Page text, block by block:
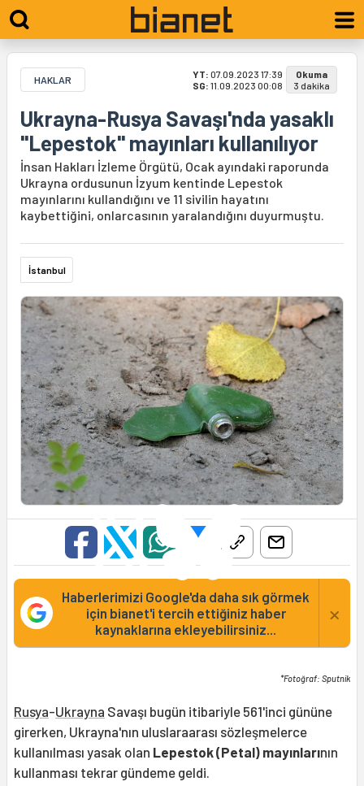
HAKLAR YT: 07.09.2023 17:39
SG: 11.09.2023 00:08
Okuma
3 dakika
Ukrayna-Rusya Savaşı'nda yasaklı
"Lepestok" mayınları kullanılıyor
İnsan Hakları İzleme Örgütü, Ocak ayındaki raporunda
Ukrayna ordusunun İzyum kentinde Lepestok
mayınlarını kullandığını ve 11 sivilin hayatını
kaybettiğini, onlarcasının yaralandığını duyurmuştu.
İstanbul
Haberlerimizi Google'da daha sık görmek
için bianet'i tercih ettiğiniz haber
kaynaklarına ekleyebilirsiniz...
×
*Fotoğraf: Sputnik
Rusya-Ukrayna Savaşı bugün itibariyle 561'inci gününe
girerken, Ukrayna'nın uluslaraarası sözleşmelerce
kullanılması yasak olan Lepestok (Petal) mayınlarının
kullanması tekrar gündeme geldi.